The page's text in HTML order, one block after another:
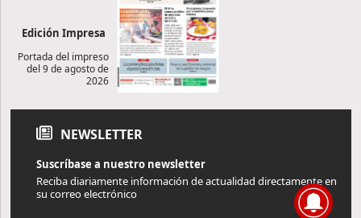
Edición Impresa
Portada del impreso
del 9 de agosto de
2026
NEWSLETTER
Suscríbase a nuestro newsletter
Reciba diariamente información de actualidad directamente en
su correo electrónico